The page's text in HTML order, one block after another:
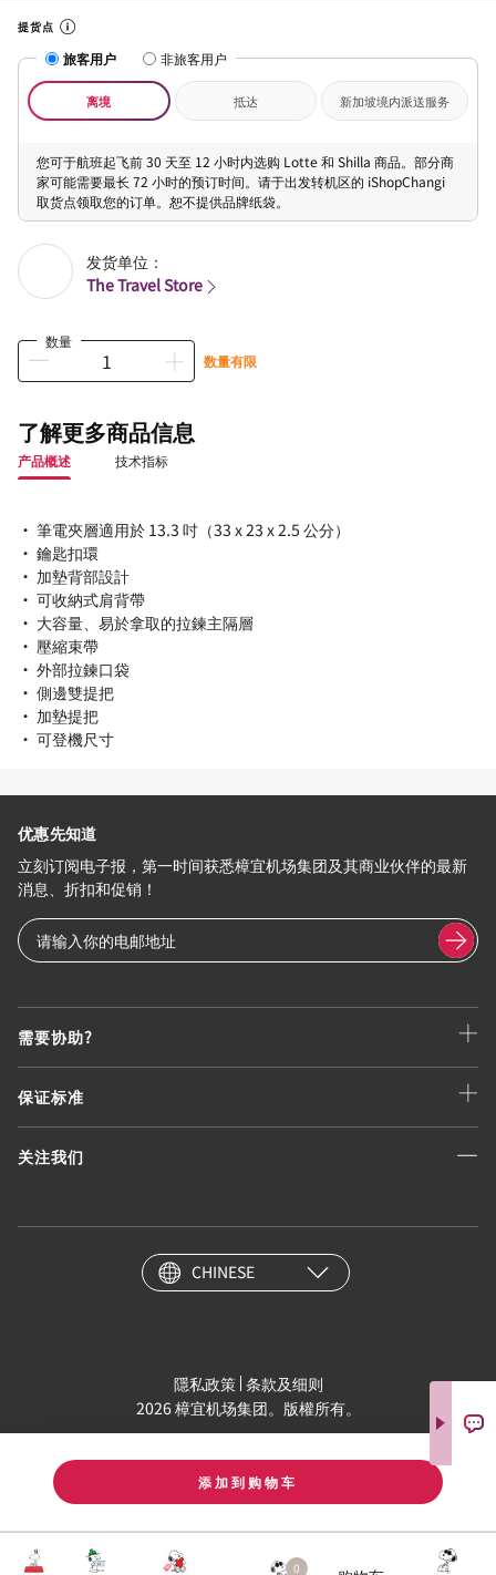
0
添加到购物车
提货点
旅客用户 非旅客用户
离境 抵达 新加坡境内派送服务
您可于航班起飞前 30 天至 12 小时内选购 Lotte 和 Shilla 商品。部分商
家可能需要最长 72 小时的预订时间。请于出发转机区的 iShopChangi
取货点领取您的订单。恕不提供品牌纸袋。
发货单位：
The Travel Store
数量
数量有限
了解更多商品信息
产品概述 技术指标
• 筆電夾層適用於 13.3 吋（33 x 23 x 2.5 公分）
• 鑰匙扣環
• 加墊背部設計
• 可收納式肩背帶
• 大容量、易於拿取的拉鍊主隔層
• 壓縮束帶
• 外部拉鍊口袋
• 側邊雙提把
• 加墊提把
• 可登機尺寸
需要协助?
保证标准
关注我们
优惠先知道
立刻订阅电子报，第一时间获悉樟宜机场集团及其商业伙伴的最新
消息、折扣和促销！
CHINESE
隱私政策 条款及细则
2026 樟宜机场集团。版權所有。